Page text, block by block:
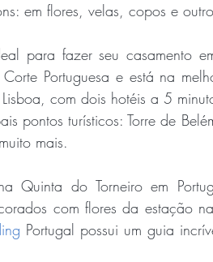
em flores, velas, copos e
para fazer seu casamento
Portuguesa e está na
com dois hotéis a 5
pontos turísticos: Torre de
mais.
Quinta do Torneiro em
com flores da estação
Portugal possui um guia